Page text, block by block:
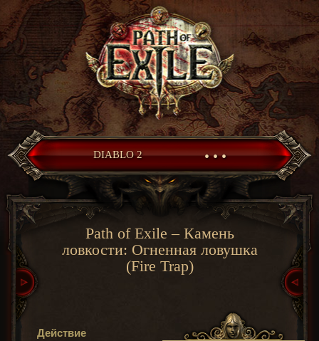
DIABLO 2 • • •
Path of Exile – Камень
ловкости: Огненная ловушка
(Fire Trap)
Действие